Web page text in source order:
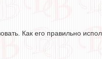
Как его правильно